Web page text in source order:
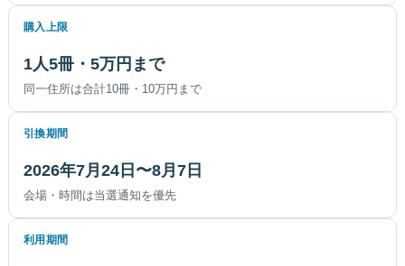
購入上限
1人5冊・5万円まで
同一住所は合計10冊・10万円まで
引換期間
2026年7月24日〜8月7日
会場・時間は当選通知を優先
利用期間